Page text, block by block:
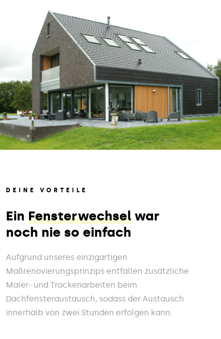
DEINE VORTEILE
Ein Fensterwechsel war
noch nie so einfach
Aufgrund unseres einzigartigen
Maßrenovierungsprinzips entfallen zusätzliche
Maler- und Trockenarbeiten beim
Dachfensteraustausch, sodass der Austausch
innerhalb von zwei Stunden erfolgen kann.